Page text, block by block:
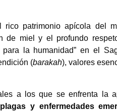
patrimonio apícola del
de miel y el profundo
la humanidad” en el
(barakah), valores
a los que se enfrenta la
y enfermedades